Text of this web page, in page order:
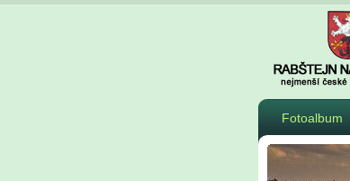
Fotoalbum